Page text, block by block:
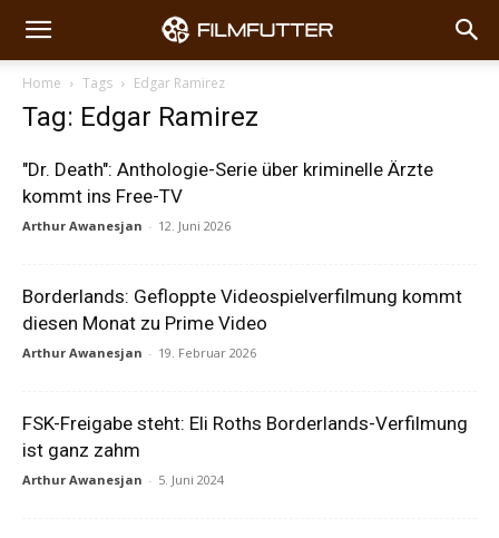
Home Tags Edgar Ramirez
Tag: Edgar Ramirez
"Dr. Death": Anthologie-Serie über kriminelle Ärzte
kommt ins Free-TV
Arthur Awanesjan - 12. Juni 2026
Borderlands: Gefloppte Videospielverfilmung kommt
diesen Monat zu Prime Video
Arthur Awanesjan - 19. Februar 2026
FSK-Freigabe steht: Eli Roths Borderlands-Verfilmung
ist ganz zahm
Arthur Awanesjan - 5. Juni 2024